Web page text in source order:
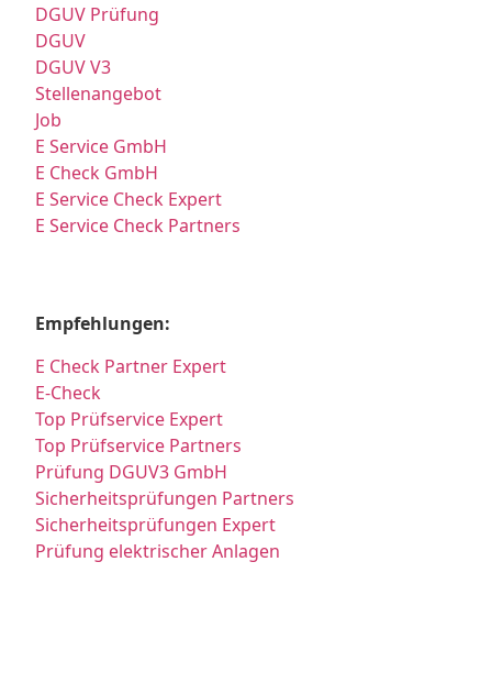
DGUV Prüfung
DGUV
DGUV V3
Stellenangebot
Job
E Service GmbH
E Check GmbH
E Service Check Expert
E Service Check Partners
Empfehlungen:
E Check Partner Expert
E-Check
Top Prüfservice Expert
Top Prüfservice Partners
Prüfung DGUV3 GmbH
Sicherheitsprüfungen Partners
Sicherheitsprüfungen Expert
Prüfung elektrischer Anlagen